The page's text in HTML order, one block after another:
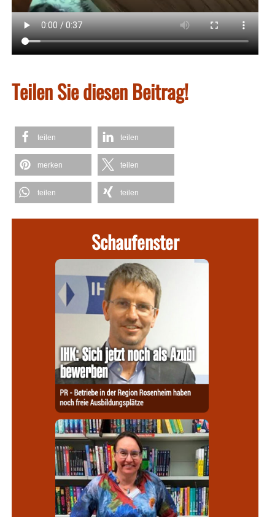
Teilen Sie diesen Beitrag!
teilen teilen
merken teilen
teilen teilen
Schaufenster